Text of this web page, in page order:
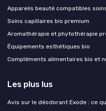
Appareils beauté compatibles
Soins capillaires bio premium
Aromathérapie et phytothérapie
Équipements esthétiques bio
Compléments alimentaires bio et
Les plus lus
Avis sur le déodorant Exode : ce